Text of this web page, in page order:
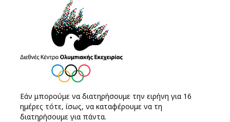
Εάν μπορούμε να διατηρήσουμε την ειρήνη για 16
ημέρες τότε, ίσως, να καταφέρουμε να τη
διατηρήσουμε για πάντα.